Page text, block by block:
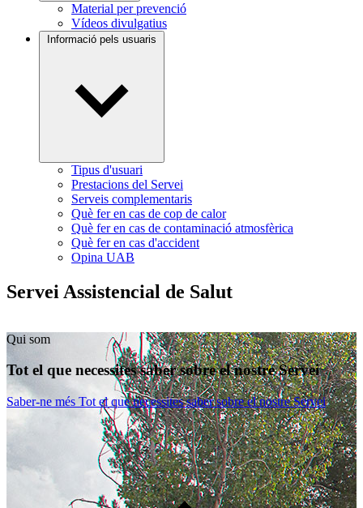
Material per prevenció
Vídeos divulgatius
Informació pels usuaris
Tipus d'usuari
Prestacions del Servei
Serveis complementaris
Què fer en cas de cop de calor
Què fer en cas de contaminació atmosfèrica
Què fer en cas d'accident
Opina UAB
Servei Assistencial de Salut
Qui som
Tot el que necessites saber sobre el nostre Servei
Saber-ne més Tot el que necessites saber sobre el nostre Servei